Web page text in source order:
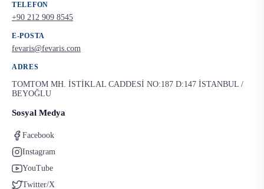
TELEFON
+90 212 909 8545
E-POSTA
fevaris@fevaris.com
ADRES
TOMTOM MH. İSTİKLAL CADDESİ NO:187 D:147 İSTANBUL /
BEYOĞLU
Sosyal Medya
Facebook
Instagram
YouTube
Twitter/X